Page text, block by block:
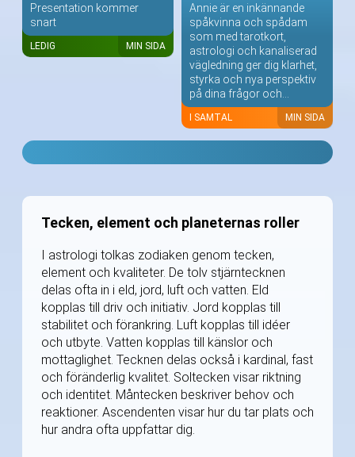
Presentation kommer
snart
LEDIG MIN SIDA
Annie är en inkännande
spåkvinna och spådam
som med tarotkort,
astrologi och kanaliserad
vägledning ger dig klarhet,
styrka och nya perspektiv
på dina frågor och...
I SAMTAL MIN SIDA
Tecken, element och planeternas roller
I astrologi tolkas zodiaken genom tecken,
element och kvaliteter. De tolv stjärntecknen
delas ofta in i eld, jord, luft och vatten. Eld
kopplas till driv och initiativ. Jord kopplas till
stabilitet och förankring. Luft kopplas till idéer
och utbyte. Vatten kopplas till känslor och
mottaglighet. Tecknen delas också i kardinal, fast
och föränderlig kvalitet. Soltecken visar riktning
och identitet. Måntecken beskriver behov och
reaktioner. Ascendenten visar hur du tar plats och
hur andra ofta uppfattar dig.